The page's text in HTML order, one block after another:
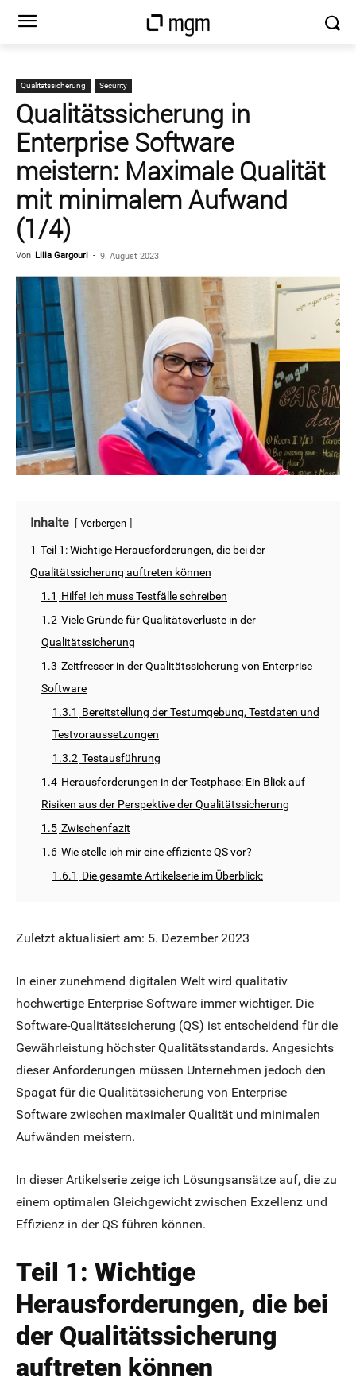
Qualitätssicherung Security
Qualitätssicherung in
Enterprise Software
meistern: Maximale Qualität
mit minimalem Aufwand
(1/4)
Von Lilia Gargouri - 9. August 2023
Inhalte Verbergen
1 Teil 1: Wichtige Herausforderungen, die bei der
Qualitätssicherung auftreten können
1.1 Hilfe! Ich muss Testfälle schreiben
1.2 Viele Gründe für Qualitätsverluste in der
Qualitätssicherung
1.3 Zeitfresser in der Qualitätssicherung von Enterprise
Software
1.3.1 Bereitstellung der Testumgebung, Testdaten und
Testvoraussetzungen
1.3.2 Testausführung
1.4 Herausforderungen in der Testphase: Ein Blick auf
Risiken aus der Perspektive der Qualitätssicherung
1.5 Zwischenfazit
1.6 Wie stelle ich mir eine effiziente QS vor?
1.6.1 Die gesamte Artikelserie im Überblick:
Zuletzt aktualisiert am: 5. Dezember 2023
In einer zunehmend digitalen Welt wird qualitativ
hochwertige Enterprise Software immer wichtiger. Die
Software-Qualitätssicherung (QS) ist entscheidend für die
Gewährleistung höchster Qualitätsstandards. Angesichts
dieser Anforderungen müssen Unternehmen jedoch den
Spagat für die Qualitätssicherung von Enterprise
Software zwischen maximaler Qualität und minimalen
Aufwänden meistern.
In dieser Artikelserie zeige ich Lösungsansätze auf, die zu
einem optimalen Gleichgewicht zwischen Exzellenz und
Effizienz in der QS führen können.
Teil 1: Wichtige
Herausforderungen, die bei
der Qualitätssicherung
auftreten können